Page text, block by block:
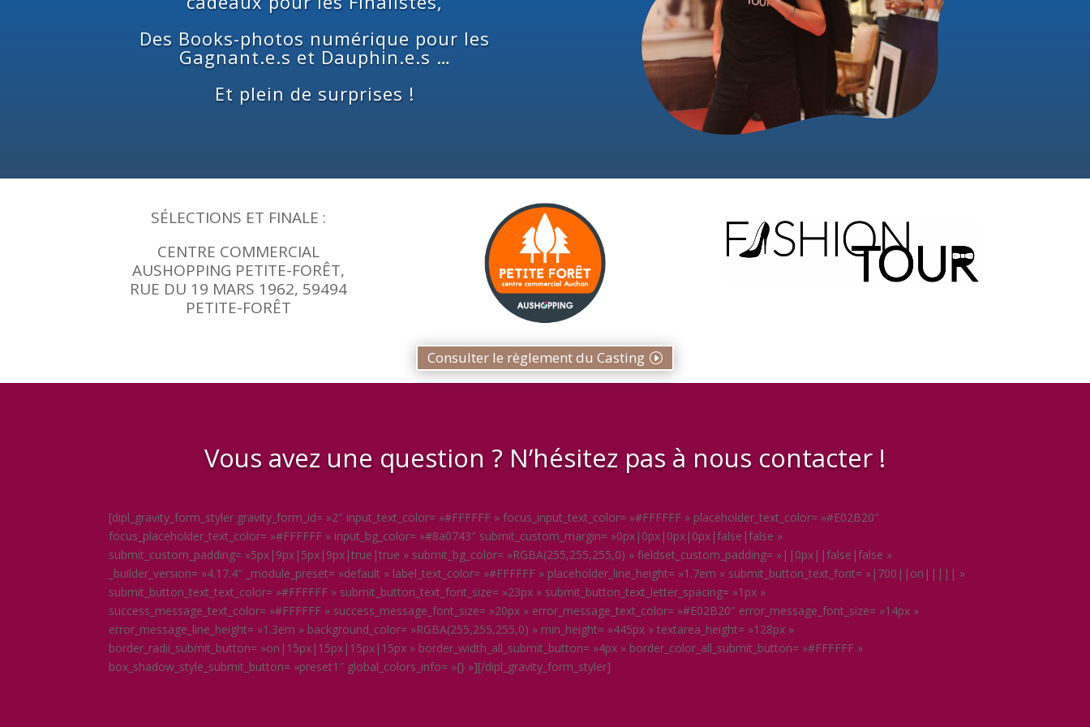
Des Books-photos numérique pour les
Gagnant.e.s et Dauphin.e.s …
Et plein de surprises !
SÉLECTIONS ET FINALE :
CENTRE COMMERCIAL
AUSHOPPING PETITE-FORÊT,
RUE DU 19 MARS 1962, 59494
PETITE-FORÊT
Consulter le règlement du Casting
Vous avez une question ? N’hésitez pas à nous contacter !
[dipl_gravity_form_styler gravity_form_id= »2″ input_text_color= »#FFFFFF » focus_input_text_color= »#FFFFFF » placeholder_text_color= »#E02B20″
focus_placeholder_text_color= »#FFFFFF » input_bg_color= »#8a0743″ submit_custom_margin= »0px|0px|0px|0px|false|false »
submit_custom_padding= »5px|9px|5px|9px|true|true » submit_bg_color= »RGBA(255,255,255,0) » fieldset_custom_padding= »||0px||false|false »
_builder_version= »4.17.4″ _module_preset= »default » label_text_color= »#FFFFFF » placeholder_line_height= »1.7em » submit_button_text_font= »|700||on||||| »
submit_button_text_text_color= »#FFFFFF » submit_button_text_font_size= »23px » submit_button_text_letter_spacing= »1px »
success_message_text_color= »#FFFFFF » success_message_font_size= »20px » error_message_text_color= »#E02B20″ error_message_font_size= »14px »
error_message_line_height= »1.3em » background_color= »RGBA(255,255,255,0) » min_height= »445px » textarea_height= »128px »
border_radii_submit_button= »on|15px|15px|15px|15px » border_width_all_submit_button= »4px » border_color_all_submit_button= »#FFFFFF »
box_shadow_style_submit_button= »preset1″ global_colors_info= »{} »][/dipl_gravity_form_styler]